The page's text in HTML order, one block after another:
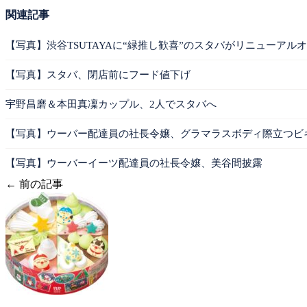
関連記事
【写真】渋谷TSUTAYAに“緑推し歓喜”のスタバがリニューアル
【写真】スタバ、閉店前にフード値下げ
宇野昌磨＆本田真凜カップル、2人でスタバへ
【写真】ウーバー配達員の社長令嬢、グラマラスボディ際立つビ
【写真】ウーバーイーツ配達員の社長令嬢、美谷間披露
← 前の記事